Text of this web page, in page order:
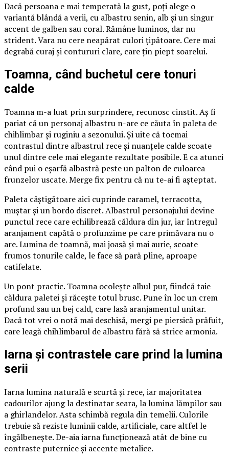
Dacă persoana e mai temperată la gust, poți alege o
variantă blândă a verii, cu albastru senin, alb și un singur
accent de galben sau coral. Rămâne luminos, dar nu
strident. Vara nu cere neapărat culori țipătoare. Cere mai
degrabă curaj și contururi clare, care țin piept soarelui.
Toamna, când buchetul cere tonuri
calde
Toamna m-a luat prin surprindere, recunosc cinstit. Aș fi
pariat că un personaj albastru n-are ce căuta în paleta de
chihlimbar și ruginiu a sezonului. Și uite că tocmai
contrastul dintre albastrul rece și nuanțele calde scoate
unul dintre cele mai elegante rezultate posibile. E ca atunci
când pui o eșarfă albastră peste un palton de culoarea
frunzelor uscate. Merge fix pentru că nu te-ai fi așteptat.
Paleta câștigătoare aici cuprinde caramel, terracotta,
muștar și un bordo discret. Albastrul personajului devine
punctul rece care echilibrează căldura din jur, iar întregul
aranjament capătă o profunzime pe care primăvara nu o
are. Lumina de toamnă, mai joasă și mai aurie, scoate
frumos tonurile calde, le face să pară pline, aproape
catifelate.
Un pont practic. Toamna ocolește albul pur, fiindcă taie
căldura paletei și răcește totul brusc. Pune în loc un crem
profund sau un bej cald, care lasă aranjamentul unitar.
Dacă tot vrei o notă mai deschisă, mergi pe piersică prăfuit,
care leagă chihlimbarul de albastru fără să strice armonia.
Iarna și contrastele care prind la lumina
serii
Iarna lumina naturală e scurtă și rece, iar majoritatea
cadourilor ajung la destinatar seara, la lumina lămpilor sau
a ghirlandelor. Asta schimbă regula din temelii. Culorile
trebuie să reziste luminii calde, artificiale, care altfel le
îngălbenește. De-aia iarna funcționează atât de bine cu
contraste puternice și accente metalice.